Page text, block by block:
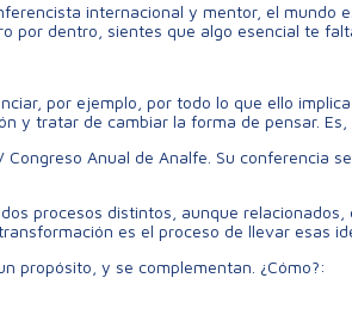
internacional y mentor, el
por dentro, sientes que algo esencial te
por ejemplo, por todo lo que ello
y tratar de cambiar la forma de pensar.
Congreso Anual de Analfe. Su
procesos distintos, aunque
es el proceso de llevar esas
propósito, y se complementan. ¿Cómo?: